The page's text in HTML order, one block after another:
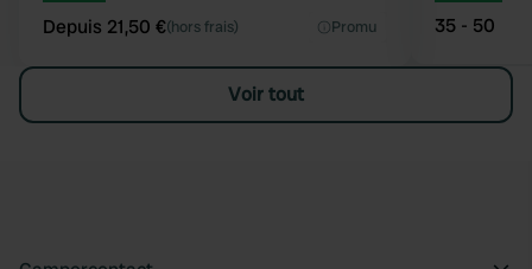
Depuis 21,50 €(hors frais) Promu 35 - 50
Voir tout